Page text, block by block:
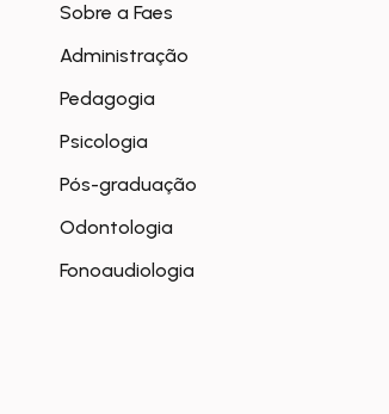
Sobre a Faes
Administração
Pedagogia
Psicologia
Pós-graduação
Odontologia
Fonoaudiologia